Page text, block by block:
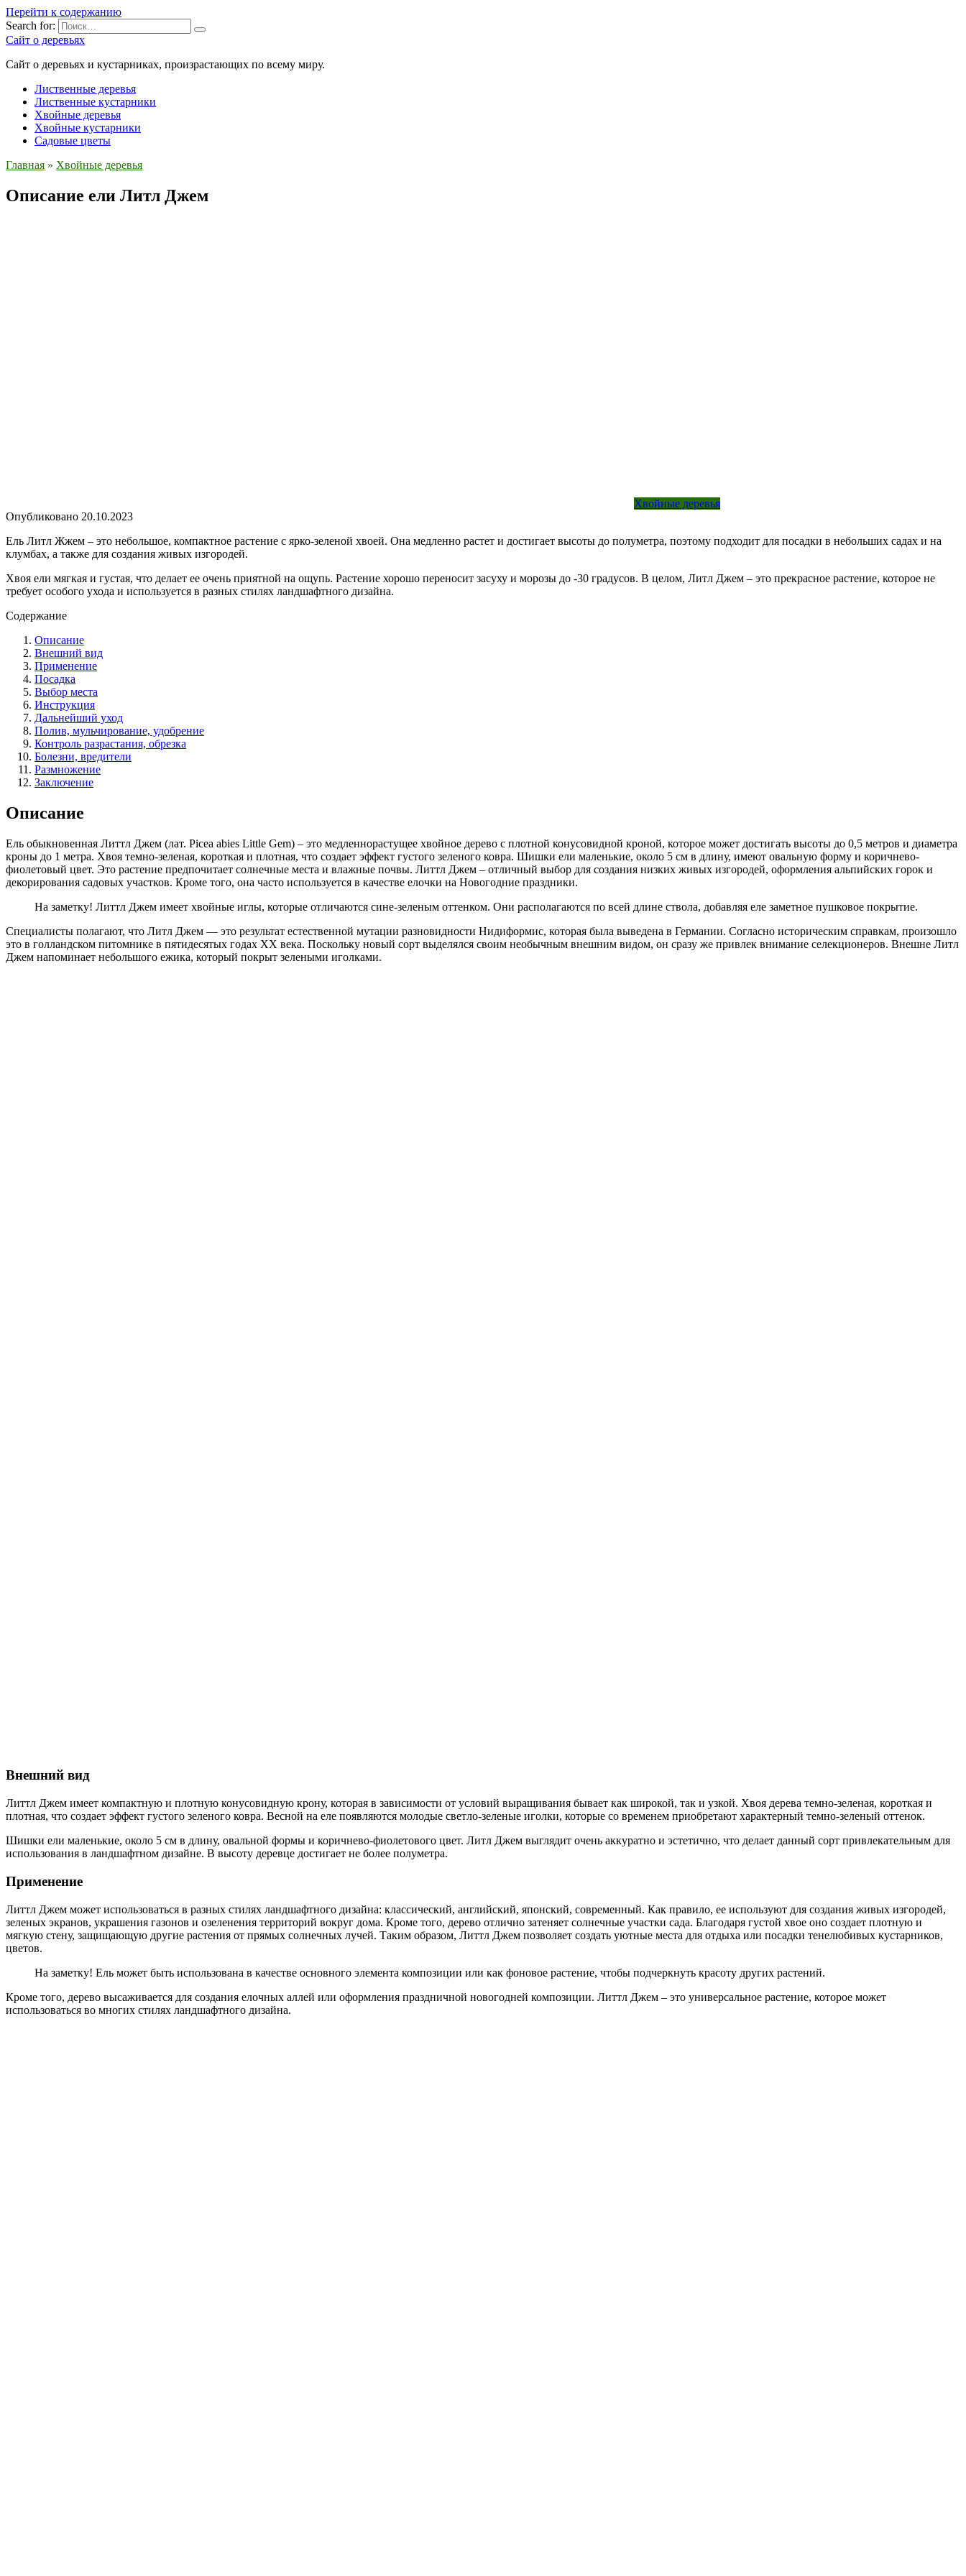
Перейти к содержанию
Search for:
Сайт о деревьях
Сайт о деревьях и кустарниках, произрастающих по всему миру.
Лиственные деревья
Лиственные кустарники
Хвойные деревья
Хвойные кустарники
Садовые цветы
Главная » Хвойные деревья
Описание ели Литл Джем
Хвойные деревья
Опубликовано 20.10.2023
Ель Литл Жжем – это небольшое, компактное растение с ярко-зеленой хвоей. Она медленно растет и достигает высоты до полуметра, поэтому подходит для посадки в небольших садах и на
клумбах, а также для создания живых изгородей.
Хвоя ели мягкая и густая, что делает ее очень приятной на ощупь. Растение хорошо переносит засуху и морозы до -30 градусов. В целом, Литл Джем – это прекрасное растение, которое не
требует особого ухода и используется в разных стилях ландшафтного дизайна.
Содержание
Описание
Внешний вид
Применение
Посадка
Выбор места
Инструкция
Дальнейший уход
Полив, мульчирование, удобрение
Контроль разрастания, обрезка
Болезни, вредители
Размножение
Заключение
Описание
Ель обыкновенная Литтл Джем (лат. Picea abies Little Gem) – это медленнорастущее хвойное дерево с плотной конусовидной кроной, которое может достигать высоты до 0,5 метров и диаметра
кроны до 1 метра. Хвоя темно-зеленая, короткая и плотная, что создает эффект густого зеленого ковра. Шишки ели маленькие, около 5 см в длину, имеют овальную форму и коричнево-
фиолетовый цвет. Это растение предпочитает солнечные места и влажные почвы. Литтл Джем – отличный выбор для создания низких живых изгородей, оформления альпийских горок и
декорирования садовых участков. Кроме того, она часто используется в качестве елочки на Новогодние праздники.
На заметку! Литтл Джем имеет хвойные иглы, которые отличаются сине-зеленым оттенком. Они располагаются по всей длине ствола, добавляя еле заметное пушковое покрытие.
Специалисты полагают, что Литл Джем — это результат естественной мутации разновидности Нидиформис, которая была выведена в Германии. Согласно историческим справкам, произошло
это в голландском питомнике в пятидесятых годах ХХ века. Поскольку новый сорт выделялся своим необычным внешним видом, он сразу же привлек внимание селекционеров. Внешне Литл
Джем напоминает небольшого ежика, который покрыт зелеными иголками.
Внешний вид
Литтл Джем имеет компактную и плотную конусовидную крону, которая в зависимости от условий выращивания бывает как широкой, так и узкой. Хвоя дерева темно-зеленая, короткая и
плотная, что создает эффект густого зеленого ковра. Весной на еле появляются молодые светло-зеленые иголки, которые со временем приобретают характерный темно-зеленый оттенок.
Шишки ели маленькие, около 5 см в длину, овальной формы и коричнево-фиолетового цвет. Литл Джем выглядит очень аккуратно и эстетично, что делает данный сорт привлекательным для
использования в ландшафтном дизайне. В высоту деревце достигает не более полуметра.
Применение
Литтл Джем может использоваться в разных стилях ландшафтного дизайна: классический, английский, японский, современный. Как правило, ее используют для создания живых изгородей,
зеленых экранов, украшения газонов и озеленения территорий вокруг дома. Кроме того, дерево отлично затеняет солнечные участки сада. Благодаря густой хвое оно создает плотную и
мягкую стену, защищающую другие растения от прямых солнечных лучей. Таким образом, Литтл Джем позволяет создать уютные места для отдыха или посадки тенелюбивых кустарников,
цветов.
На заметку! Ель может быть использована в качестве основного элемента композиции или как фоновое растение, чтобы подчеркнуть красоту других растений.
Кроме того, дерево высаживается для создания елочных аллей или оформления праздничной новогодней композиции. Литтл Джем – это универсальное растение, которое может
использоваться во многих стилях ландшафтного дизайна.